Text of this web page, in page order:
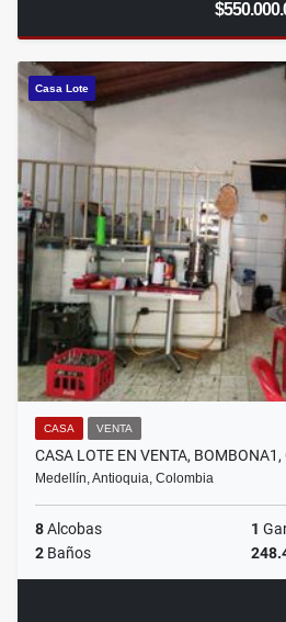
Casa Lote
CASA VENTA
CASA LOTE EN VENTA,
Medellín, Antioquia, Colombia
8Alcobas 1
2 Baños